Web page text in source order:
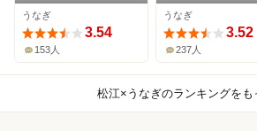
うなぎ
3.54
153人
うなぎ
3.52
237人
松江×うなぎのランキングをも